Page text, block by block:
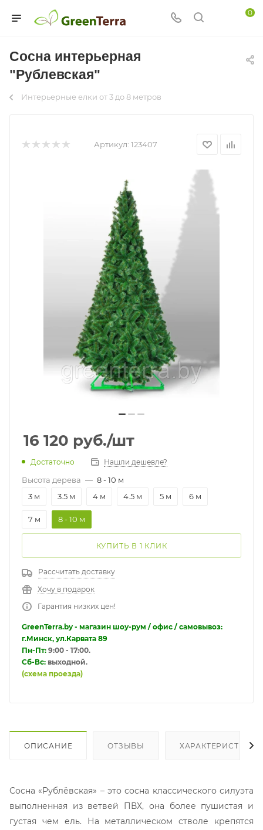
0
Сосна интерьерная
"Рублевская"
Интерьерные елки от 3 до 8 метров
Артикул: 123407
16 120 руб./шт
Достаточно Нашли дешевле?
Высота дерева — 8 - 10 м
3 м
3.5 м 4 м 4.5 м 5 м 6 м
7 м 8 - 10 м
КУПИТЬ В 1 КЛИК
Рассчитать доставку
Хочу в подарок
Гарантия низких цен!
GreenTerra.by - магазин шоу-рум / офис / самовывоз:
г.Минск, ул.Карвата 89
Пн-Пт: 9:00 - 17:00.
Сб-Вс: выходной.
(схема проезда)
ОПИСАНИЕ ОТЗЫВЫ ХАРАКТЕРИСТИКИ
Сосна «Рублёвская» – это сосна классического силуэта
выполненная из ветвей ПВХ, она более пушистая и
густая чем ель. На металлическом стволе крепятся